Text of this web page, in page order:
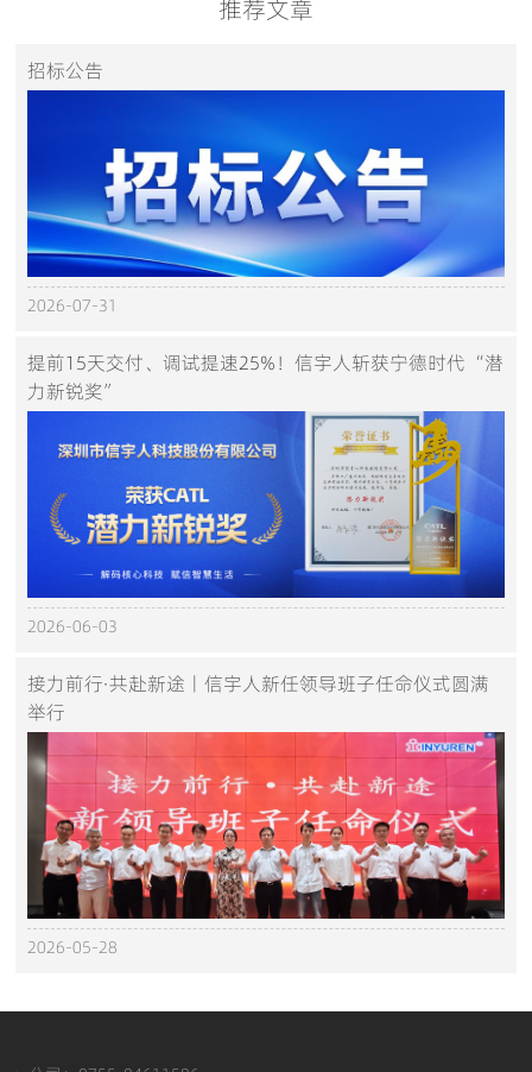
推荐文章
招标公告
2026-07-31
提前15天交付、调试提速25%！信宇人斩获宁德时代“潜
力新锐奖”
2026-06-03
接力前行·共赴新途丨信宇人新任领导班子任命仪式圆满
举行
2026-05-28